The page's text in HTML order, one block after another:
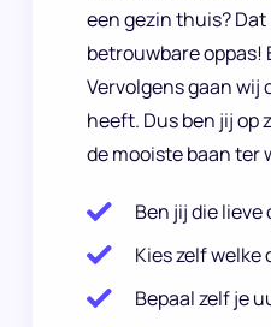
een gezin thuis?
betrouwbare oppas!
Vervolgens gaan wij
heeft. Dus ben jij op
de mooiste baan ter
Ben jij die lieve
Kies zelf welke
Bepaal zelf je